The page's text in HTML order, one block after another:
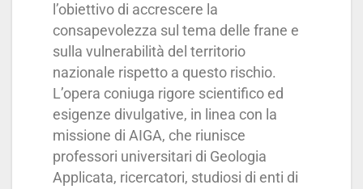
l’obiettivo di accrescere la
consapevolezza sul tema delle frane e
sulla vulnerabilità del territorio
nazionale rispetto a questo rischio.
L’opera coniuga rigore scientifico ed
esigenze divulgative, in linea con la
missione di AIGA, che riunisce
professori universitari di Geologia
Applicata, ricercatori, studiosi di enti di